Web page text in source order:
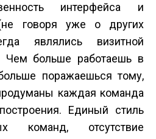
интерфейса и
говоря уже о других
являлись визитной
Чем больше работаешь в
поражаешься тому,
каждая команда
Единый стиль
команд, отсутствие